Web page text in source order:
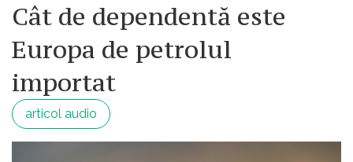
Cât de dependentă este
Europa de petrolul
importat
articol audio